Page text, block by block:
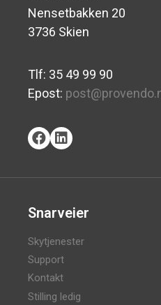
Nensetbakken 20
3736 Skien
Tlf: 35 49 99 90
Epost:
Snarveier
Skytjenester
Support
Kontakt
Stilling ledig